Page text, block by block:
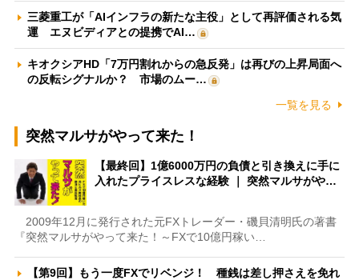
三菱重工が「AIインフラの新たな主役」として再評価される気
運 エヌビディアとの提携でAI…
キオクシアHD「7万円割れからの急反発」は再びの上昇局面へ
の反転シグナルか？ 市場のムー…
一覧を見る
突然マルサがやって来た！
【最終回】1億6000万円の負債と引き換えに手に
入れたプライスレスな経験 ｜ 突然マルサがや…
2009年12月に発行された元FXトレーダー・磯貝清明氏の著書
『突然マルサがやって来た！～FXで10億円稼い…
【第9回】もう一度FXでリベンジ！ 種銭は差し押さえを免れ